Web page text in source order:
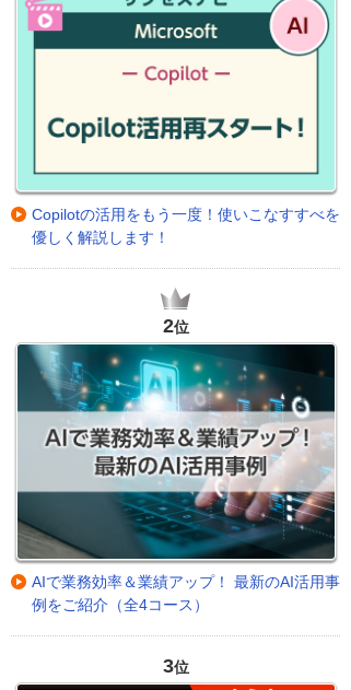
Copilotの活用をもう一度！使いこなすすべを
優しく解説します！
2位
AIで業務効率＆業績アップ！ 最新のAI活用事
例をご紹介（全4コース）
3位